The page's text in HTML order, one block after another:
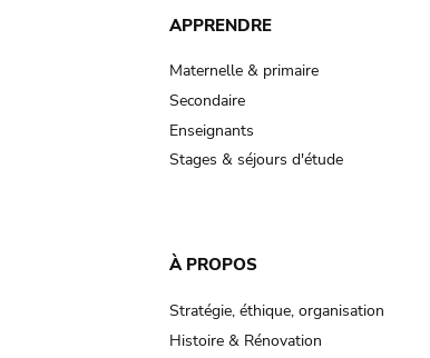
APPRENDRE
Maternelle & primaire
Secondaire
Enseignants
Stages & séjours d'étude
À PROPOS
Stratégie, éthique, organisation
Histoire & Rénovation